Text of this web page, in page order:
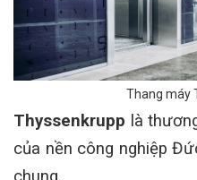
Thang máy
Thyssenkrupp là
của nền công nghiệp